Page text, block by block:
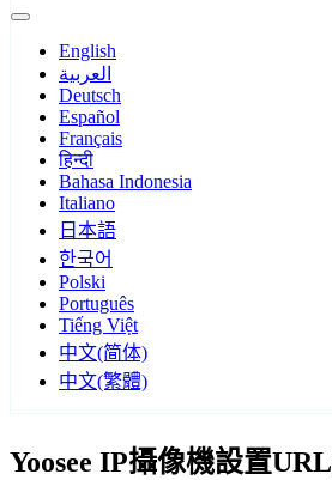
English
العربية
Deutsch
Español
Français
हिन्दी
Bahasa Indonesia
Italiano
日本語
한국어
Polski
Português
Tiếng Việt
中文(简体)
中文(繁體)
Yoosee IP攝像機設置